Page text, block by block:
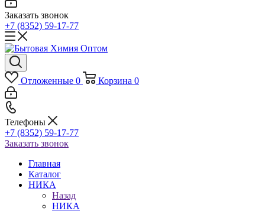
Заказать звонок
+7 (8352) 59-17-77
Отложенные 0 Корзина 0
Телефоны
+7 (8352) 59-17-77
Заказать звонок
Главная
Каталог
НИКА
Назад
НИКА